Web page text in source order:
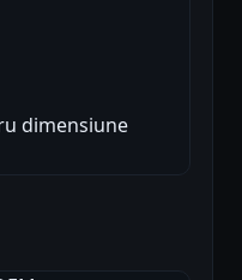
dimensiune